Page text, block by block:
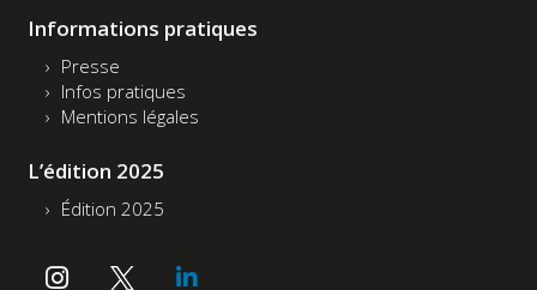
Informations pratiques
Presse
Infos pratiques
Mentions légales
L’édition 2025
Édition 2025